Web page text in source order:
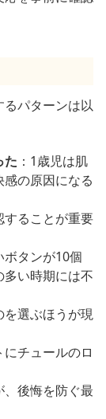
るパターンは以
た ：1歳児は肌
の原因になる
することが重要
ボタンが10個
い時期には不
を選ぶほうが現
にチュールのロ
後悔を防ぐ最